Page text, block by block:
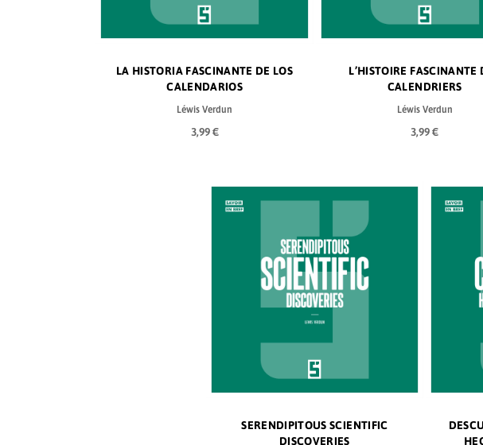
LA HISTORIA FASCINANTE DE LOS
CALENDARIOS
Léwis Verdun
3,99 €
L’HISTOIRE FASCINANTE
CALENDRIERS
Léwis Verdun
3,99 €
SERENDIPITOUS SCIENTIFIC
DISCOVERIES